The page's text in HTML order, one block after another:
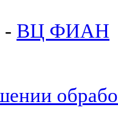
- ВЦ ФИАН